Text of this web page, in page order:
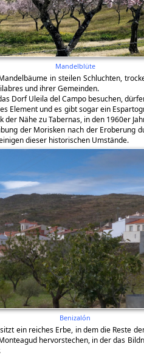
Mandelblüte
in steilen Schluchten,
und ihrer Gemeinden.
Dorf Uleila del Campo besuchen,
Element und es gibt sogar ein
der Nähe zu Tabernas, in den 1960er
der Morisken nach der Eroberung
dieser historischen Umstände.
Benizalón
ein reiches Erbe, in dem die Reste
hervorstechen, in der das